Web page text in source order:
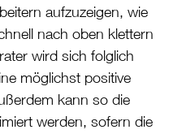
aufzuzeigen, wie
nach oben klettern
wird sich folglich
möglichst positive
kann so die
werden, sofern die